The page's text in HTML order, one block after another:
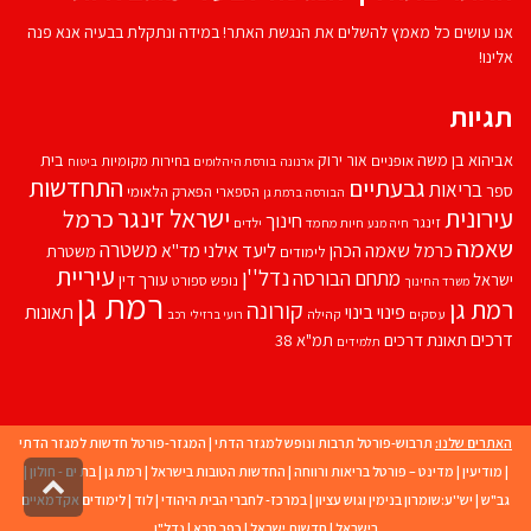
אנו עושים כל מאמץ להשלים את הנגשת האתר! במידה ונתקלת בבעיה אנא פנה
אלינו!
תגיות
אביהוא בן משהאופניים אור ירוק ארנונה בורסת היהלומים בחירות מקומיות ביטוח בית
ספרבריאותגבעתיים הבורסה ברמת גן הספארי הפארק הלאומי התחדשות
עירוניתזינגר חיה מנע חיות מחמד חינוך ילדים ישראל זינגרכרמל
שאמה כרמל שאמה הכהן לימודים ליעד אילנימד''אמשטרה משטרת
ישראל משרד החינוך מתחם הבורסהנדל''ן נופש ספורט עורך דין עיריית
רמת גן עסקים פינוי בינוי קהילה קורונה רועי ברזילי רכב רמת גן תאונות
דרכים תאונת דרכים תלמידים תמ"א 38
האתרים שלנו: תרבוש-פורטל תרבות ונופש למגזר הדתי | המגזר-פורטל חדשות למגזר הדתי
| מודיעין | מדינט – פורטל בריאות ורווחה | החדשות הטובות בישראל | רמת גן |בת ים - חולון |
גב"ש | יש''ע:שומרון בנימין וגוש עציון |במרכז- לחברי הבית היהודי |לוד |לימודים אקדמאיים